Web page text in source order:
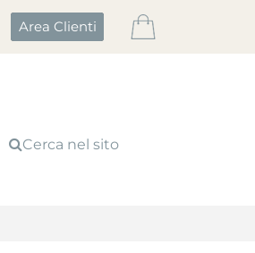
Area Clienti
Cerca nel sito